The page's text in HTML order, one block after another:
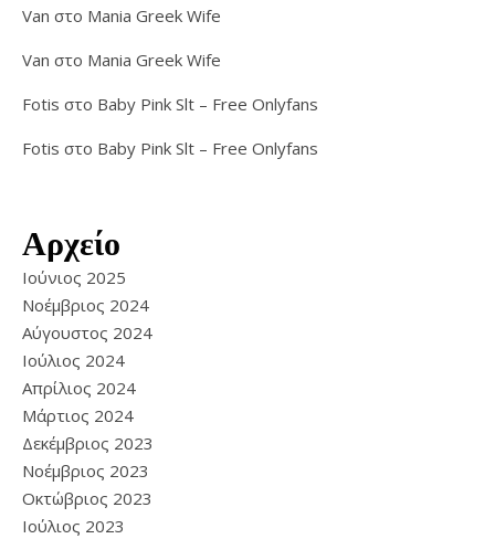
Van στο Mania Greek Wife
Van στο Mania Greek Wife
Fotis στο Baby Pink Slt – Free Onlyfans
Fotis στο Baby Pink Slt – Free Onlyfans
Αρχείο
Ιούνιος 2025
Νοέμβριος 2024
Αύγουστος 2024
Ιούλιος 2024
Απρίλιος 2024
Μάρτιος 2024
Δεκέμβριος 2023
Νοέμβριος 2023
Οκτώβριος 2023
Ιούλιος 2023